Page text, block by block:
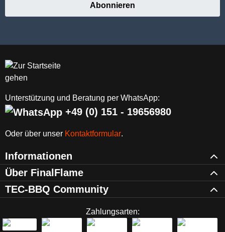
Abonnieren
Unterstützung und Beratung per WhatsApp:
+49 (0) 151 - 19656980
Oder über unser Kontaktformular.
Informationen
Über FinalFlame
TEC-BBQ Community
Zahlungsarten: